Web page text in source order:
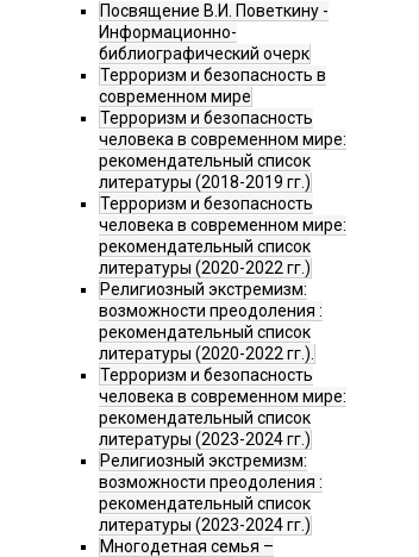
Посвящение В.И. Поветкину -
Информационно-
библиографический очерк
Терроризм и безопасность в
современном мире
Терроризм и безопасность
человека в современном мире:
рекомендательный список
литературы (2018-2019 гг.)
Терроризм и безопасность
человека в современном мире:
рекомендательный список
литературы (2020-2022 гг.)
Религиозный экстремизм:
возможности преодоления :
рекомендательный список
литературы (2020-2022 гг.).
Терроризм и безопасность
человека в современном мире:
рекомендательный список
литературы (2023-2024 гг.)
Религиозный экстремизм:
возможности преодоления :
рекомендательный список
литературы (2023-2024 гг.)
Многодетная семья –